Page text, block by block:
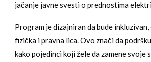
jačanje javne svesti o prednostima
Program je dizajniran da bude
fizička i pravna lica. Ovo znači da
kako pojedinci koji žele da zamene svoje